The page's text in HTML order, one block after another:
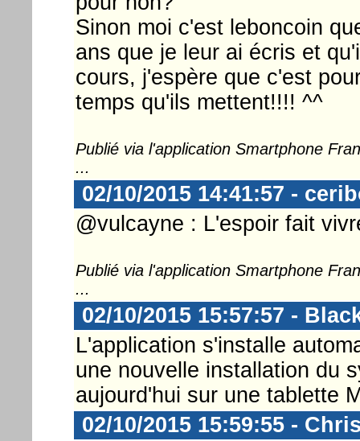
Sinon moi c'est leboncoin
ans que je leur ai écris et
cours, j'espère que c'est
temps qu'ils mettent!!!! ^^
Publié via l'application Smartphone
...
02/10/2015 14:41:57 -
@vulcayne : L'espoir fait
Publié via l'application Smartphone
...
02/10/2015 15:57:57 -
L'application s'installe
une nouvelle installation du
aujourd'hui sur une tablette
02/10/2015 15:59:55 -